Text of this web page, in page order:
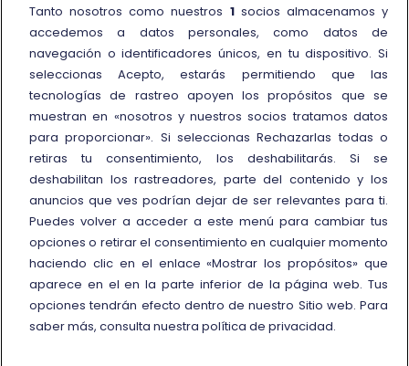
Oficinas de atención al cliente
Personas con movilidad reducida
Cómo presentar una reclamación
Reembolso y compensación
Más información
Condiciones de uso de
tarifas/ofertas
Trenitalia y la sostenibilidad
Viaggiatreno
Enlace externo
Tanto nosotros como nuestros 1socios almacenamos y
accedemos a datos personales, como datos de
navegación o identificadores únicos, en tu dispositivo. Si
seleccionas Acepto, estarás permitiendo que las
tecnologías de rastreo apoyen los propósitos que se
muestran en «nosotros y nuestros socios tratamos datos
para proporcionar». Si seleccionas Rechazarlas todas o
retiras tu consentimiento, los deshabilitarás. Si se
deshabilitan los rastreadores, parte del contenido y los
anuncios que ves podrían dejar de ser relevantes para ti.
Puedes volver a acceder a este menú para cambiar tus
opciones o retirar el consentimiento en cualquier momento
haciendo clic en el enlace «Mostrar los propósitos» que
aparece en el en la parte inferior de la página web. Tus
opciones tendrán efecto dentro de nuestro Sitio web. Para
saber más, consulta nuestra política de privacidad.